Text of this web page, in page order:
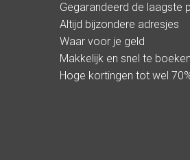
Gegarandeerd de laagste
Altijd bijzondere adresjes
Waar voor je geld
Makkelijk en snel te boeken
Hoge kortingen tot wel